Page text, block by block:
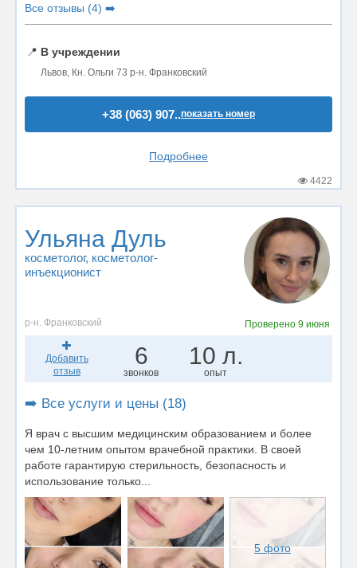
Все отзывы (4) ➡️
📍 В учреждении
Львов, Кн. Ольги 73 р-н. Франковский
+38 (063) 907..показать номер
Подробнее
4422
Ульяна Дуль
косметолог, косметолог-
инъекционист
р-н. Франковский Проверено 9 июня
Добавить
отзыв
6
звонков
10 л.
опыт
➡️ Все услуги и цены (18)
Я врач с высшим медицинским образованием и более
чем 10-летним опытом врачебной практики. В своей
работе гарантирую стерильность, безопасность и
использование только...
5 фото